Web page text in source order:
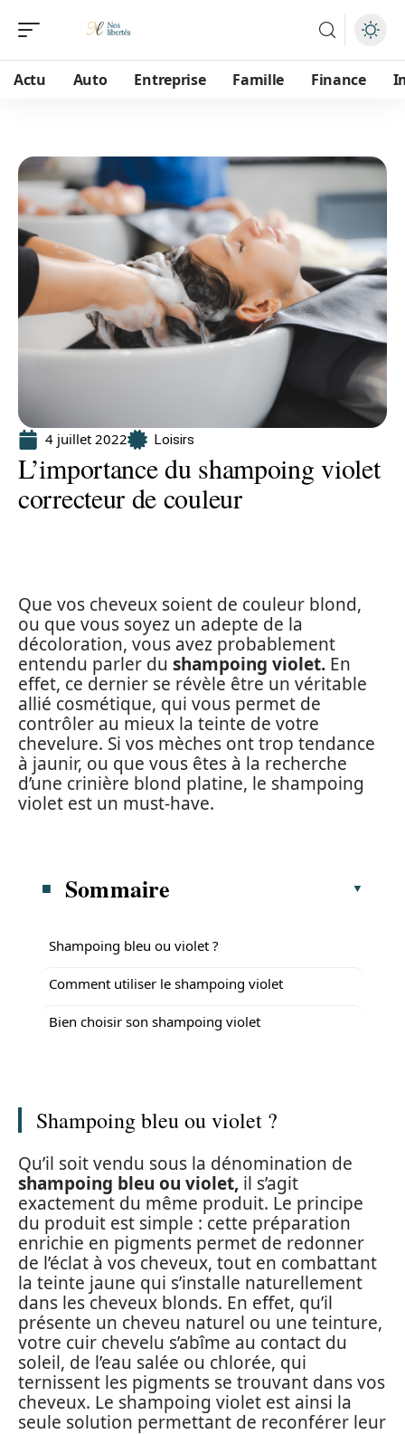
Actu Auto Entreprise Famille Finance
4 juillet 2022 Loisirs
L’importance du shampoing violet
correcteur de couleur
Que vos cheveux soient de couleur blond,
ou que vous soyez un adepte de la
décoloration, vous avez probablement
entendu parler du shampoing violet. En
effet, ce dernier se révèle être un véritable
allié cosmétique, qui vous permet de
contrôler au mieux la teinte de votre
chevelure. Si vos mèches ont trop tendance
à jaunir, ou que vous êtes à la recherche
d’une crinière blond platine, le shampoing
violet est un must-have.
Sommaire
Shampoing bleu ou violet ?
Comment utiliser le shampoing violet
Bien choisir son shampoing violet
Shampoing bleu ou violet ?
Qu’il soit vendu sous la dénomination de
shampoing bleu ou violet, il s’agit
exactement du même produit. Le principe
du produit est simple : cette préparation
enrichie en pigments permet de redonner
de l’éclat à vos cheveux, tout en combattant
la teinte jaune qui s’installe naturellement
dans les cheveux blonds. En effet, qu’il
présente un cheveu naturel ou une teinture,
votre cuir chevelu s’abîme au contact du
soleil, de l’eau salée ou chlorée, qui
ternissent les pigments se trouvant dans vos
cheveux. Le shampoing violet est ainsi la
seule solution permettant de reconférer leur